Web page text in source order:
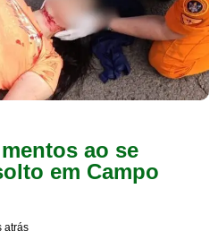
ao se
em Campo
atrás